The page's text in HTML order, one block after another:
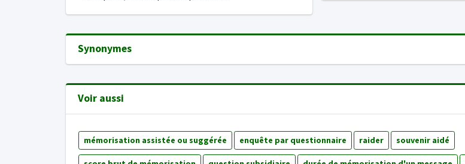
Synonymes
Voir aussi
mémorisation assistée ou suggérée enquête par questionnaire raider souvenir aidé